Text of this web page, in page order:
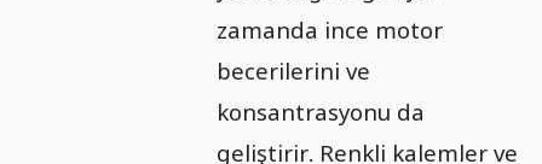
zamanda ince motor
becerilerini ve
konsantrasyonu da
geliştirir. Renkli kalemler ve